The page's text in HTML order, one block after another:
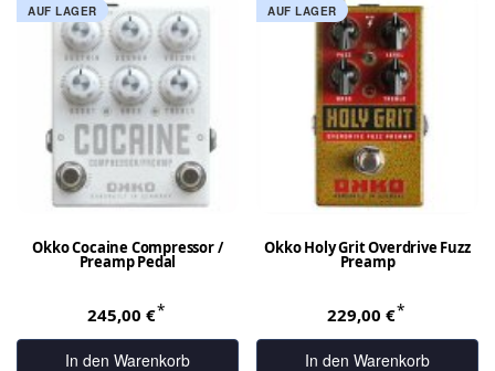
AUF LAGER
Okko Cocaine Compressor /
Preamp Pedal
245,00 €*
In den Warenkorb
AUF LAGER
Okko Holy Grit Overdrive Fuzz
Preamp
229,00 €*
In den Warenkorb